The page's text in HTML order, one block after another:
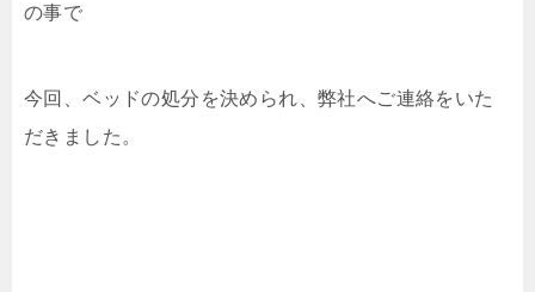
の事で
今回、ベッドの処分を決められ、弊社へご連絡をいた
だきました。